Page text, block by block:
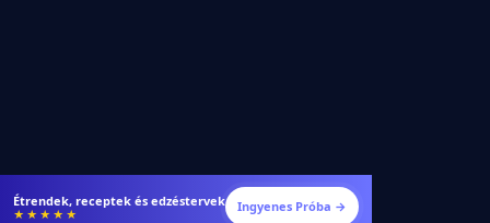
Étrendek, receptek és edzéstervek
★★★★★ Ingyenes Próba →
Pálmamagolaj -